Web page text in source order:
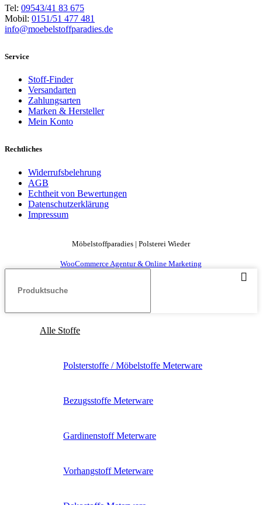
Tel: 09543/41 83 675
Mobil: 0151/51 477 481
info@moebelstoffparadies.de
Service
Stoff-Finder
Versandarten
Zahlungsarten
Marken & Hersteller
Mein Konto
Rechtliches
Widerrufsbelehrung
AGB
Echtheit von Bewertungen
Datenschutzerklärung
Impressum
Möbelstoffparadies | Polsterei Wieder
WooCommerce Agentur & Online Marketing
Alle Stoffe
Polsterstoffe / Möbelstoffe Meterware
Bezugsstoffe Meterware
Gardinenstoff Meterware
Vorhangstoff Meterware